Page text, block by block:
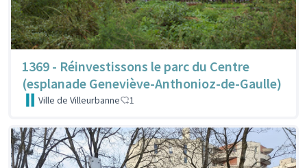
1369 - Réinvestissons le parc du Centre
(esplanade Geneviève-Anthonioz-de-Gaulle)
Ville de Villeurbanne 1